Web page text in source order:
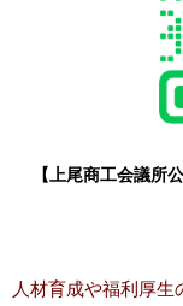
【上尾商工会議所
人材育成や福利厚